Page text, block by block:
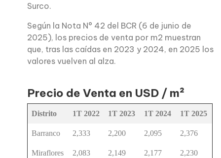
Surco.
Según la Nota N° 42 del BCR (6 de junio de
2025), los precios de venta por m2 muestran
que, tras las caídas en 2023 y 2024, en 2025 los
valores vuelven al alza.
Precio de Venta en USD / m²
Distrito 1T 2022 1T 2023 1T 2024 1T 2025
Barranco 2,333 2,200 2,095 2,376
Miraflores 2,083 2,149 2,177 2,230